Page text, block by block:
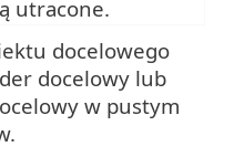
utracone.
docelowego
docelowy lub
w pustym